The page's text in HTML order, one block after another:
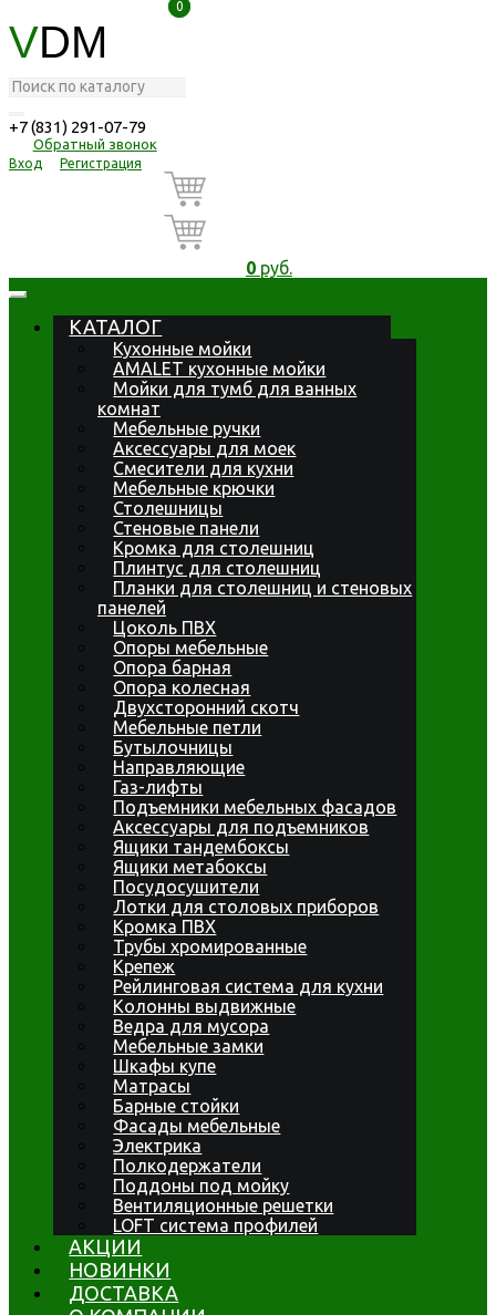
VDM
+7 (831) 291-07-79
Обратный звонок
Вход Регистрация
0
0
0руб.
КАТАЛОГ
Кухонные мойки
AMALET кухонные мойки
Мойки для тумб для ванных
комнат
Мебельные ручки
Аксессуары для моек
Смесители для кухни
Мебельные крючки
Столешницы
Стеновые панели
Кромка для столешниц
Плинтус для столешниц
Планки для столешниц и стеновых
панелей
Цоколь ПВХ
Опоры мебельные
Опора барная
Опора колесная
Двухсторонний скотч
Мебельные петли
Бутылочницы
Направляющие
Газ-лифты
Подъемники мебельных фасадов
Аксессуары для подъемников
Ящики тандембоксы
Ящики метабоксы
Посудосушители
Лотки для столовых приборов
Кромка ПВХ
Трубы хромированные
Крепеж
Рейлинговая система для кухни
Колонны выдвижные
Ведра для мусора
Мебельные замки
Шкафы купе
Матрасы
Барные стойки
Фасады мебельные
Электрика
Полкодержатели
Поддоны под мойку
Вентиляционные решетки
LOFT система профилей
АКЦИИ
НОВИНКИ
ДОСТАВКА